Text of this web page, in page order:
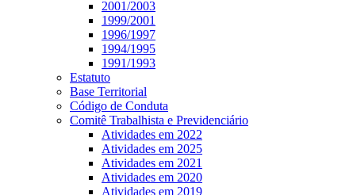
2001/2003
1999/2001
1996/1997
1994/1995
1991/1993
Estatuto
Base Territorial
Código de Conduta
Comitê Trabalhista e Previdenciário
Atividades em 2022
Atividades em 2025
Atividades em 2021
Atividades em 2020
Atividades em 2019